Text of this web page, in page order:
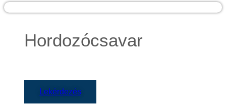
Hordozócsavar
Lekérdezés